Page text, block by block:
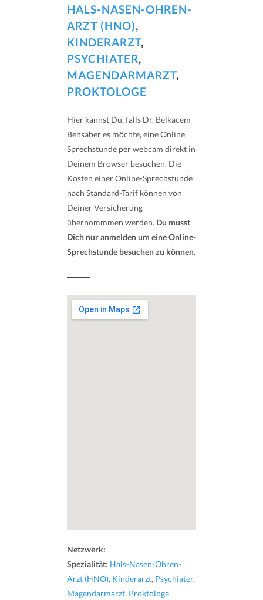
HALS-NASEN-OHREN-
ARZT (HNO),
KINDERARZT,
PSYCHIATER,
MAGENDARMARZT,
PROKTOLOGE
Hier kannst Du, falls Dr. Belkacem
Bensaber es möchte, eine Online
Sprechstunde per webcam direkt in
Deinem Browser besuchen. Die
Kosten einer Online-Sprechstunde
nach Standard-Tarif können von
Deiner Versicherung
übernommmen werden. Du musst
Dich nur anmelden um eine Online-
Sprechstunde besuchen zu können.
Netzwerk:
Spezialität: Hals-Nasen-Ohren-
Arzt (HNO), Kinderarzt, Psychiater,
Magendarmarzt, Proktologe